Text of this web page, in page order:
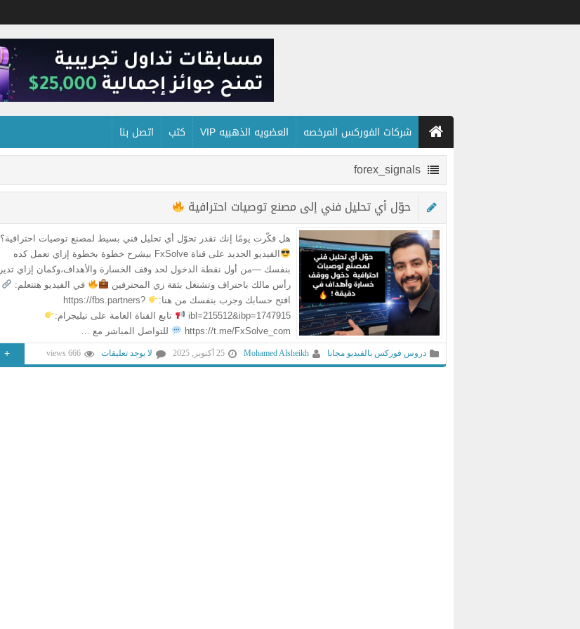
شركات الفوركس المرخصه العضويه الذهبيه VIP كتب اتصل بنا
forex_signals
حوّل أي تحليل فني إلى مصنع توصيات احترافية
هل فكّرت يومًا إنك تقدر تحوّل أي تحليل فني بسيط لمصنع توصيات احترافية؟
الفيديو الجديد على قناة FxSolve بيشرح خطوة بخطوة إزاي تعمل كده
بنفسك —من أول نقطة الدخول لحد وقف الخسارة والأهداف،وكمان إزاي تدير
رأس مالك باحتراف وتشتغل بثقة زي المحترفين
في الفيديو هتتعلم:
افتح حسابك وجرب بنفسك من هنا:
https://fbs.partners?
ibl=215512&ibp=1747915
تابع القناة العامة على تيليجرام:
https://t.me/FxSolve_com
للتواصل المباشر مع …
دروس فوركس بالفيديو مجانا Mohamed Alsheikh 25 أكتوبر, 2025 لا يوجد تعليقات 666 views
+